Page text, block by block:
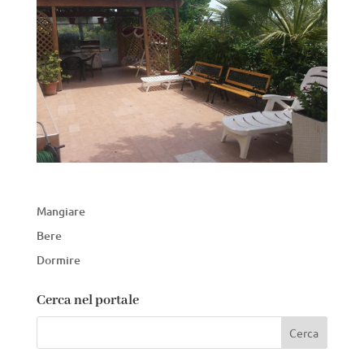
Mangiare
Bere
Dormire
Cerca nel portale